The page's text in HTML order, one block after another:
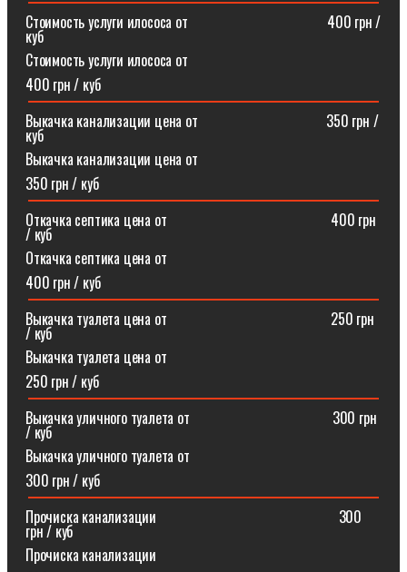
Стоимость услуги илососа от⠀⠀⠀⠀⠀⠀⠀⠀⠀⠀⠀⠀⠀400 грн /
куб
Стоимость услуги илососа от
400 грн / куб
Выкачка канализации цена от⠀⠀⠀⠀⠀⠀⠀⠀⠀⠀⠀⠀350 грн /
куб
Выкачка канализации цена от
350 грн / куб
Откачка септика цена от ⠀⠀⠀⠀⠀⠀⠀⠀⠀⠀⠀⠀⠀⠀⠀400 грн
/ куб
Откачка септика цена от
400 грн / куб
Выкачка туалета цена от ⠀⠀⠀⠀⠀⠀⠀⠀⠀⠀⠀⠀⠀⠀⠀250 грн
/ куб
Выкачка туалета цена от
250 грн / куб
Выкачка уличного туалета от ⠀⠀⠀⠀⠀⠀⠀⠀⠀⠀⠀⠀⠀300 грн
/ куб
Выкачка уличного туалета от
300 грн / куб
Прочиска канализации⠀⠀⠀⠀⠀⠀⠀⠀⠀⠀⠀⠀⠀⠀⠀⠀⠀300
грн / куб
Прочиска канализации